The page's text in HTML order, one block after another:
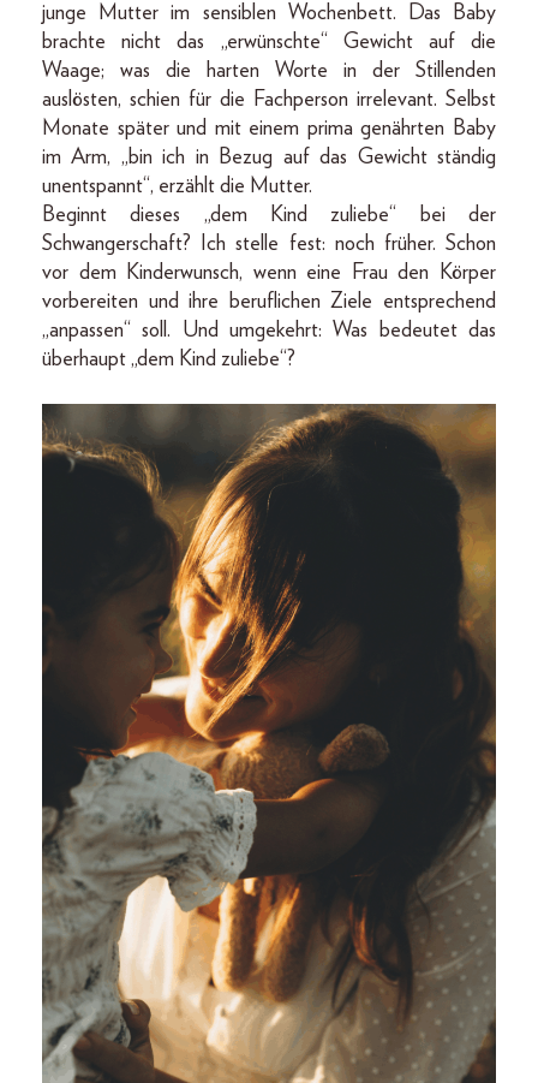
junge Mutter im sensiblen Wochenbett. Das Baby
brachte nicht das „erwünschte“ Gewicht auf die
Waage; was die harten Worte in der Stillenden
auslösten, schien für die Fachperson irrelevant. Selbst
Monate später und mit einem prima genährten Baby
im Arm, „bin ich in Bezug auf das Gewicht ständig
unentspannt“, erzählt die Mutter.
Beginnt dieses „dem Kind zuliebe“ bei der
Schwangerschaft? Ich stelle fest: noch früher. Schon
vor dem Kinderwunsch, wenn eine Frau den Körper
vorbereiten und ihre beruflichen Ziele entsprechend
„anpassen“ soll. Und umgekehrt: Was bedeutet das
überhaupt „dem Kind zuliebe“?